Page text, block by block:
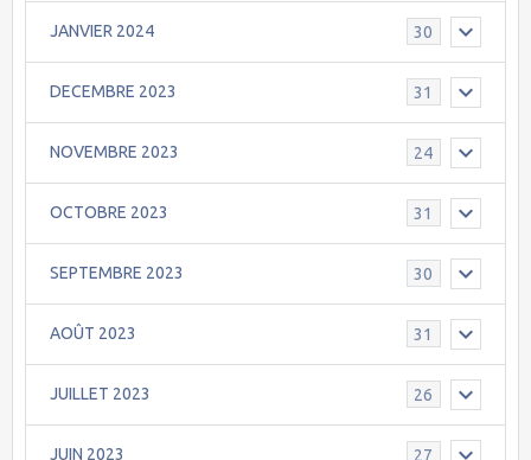
JANVIER 2024 30
DECEMBRE 2023 31
NOVEMBRE 2023 24
OCTOBRE 2023 31
SEPTEMBRE 2023 30
AOÛT 2023 31
JUILLET 2023 26
JUIN 2023 27